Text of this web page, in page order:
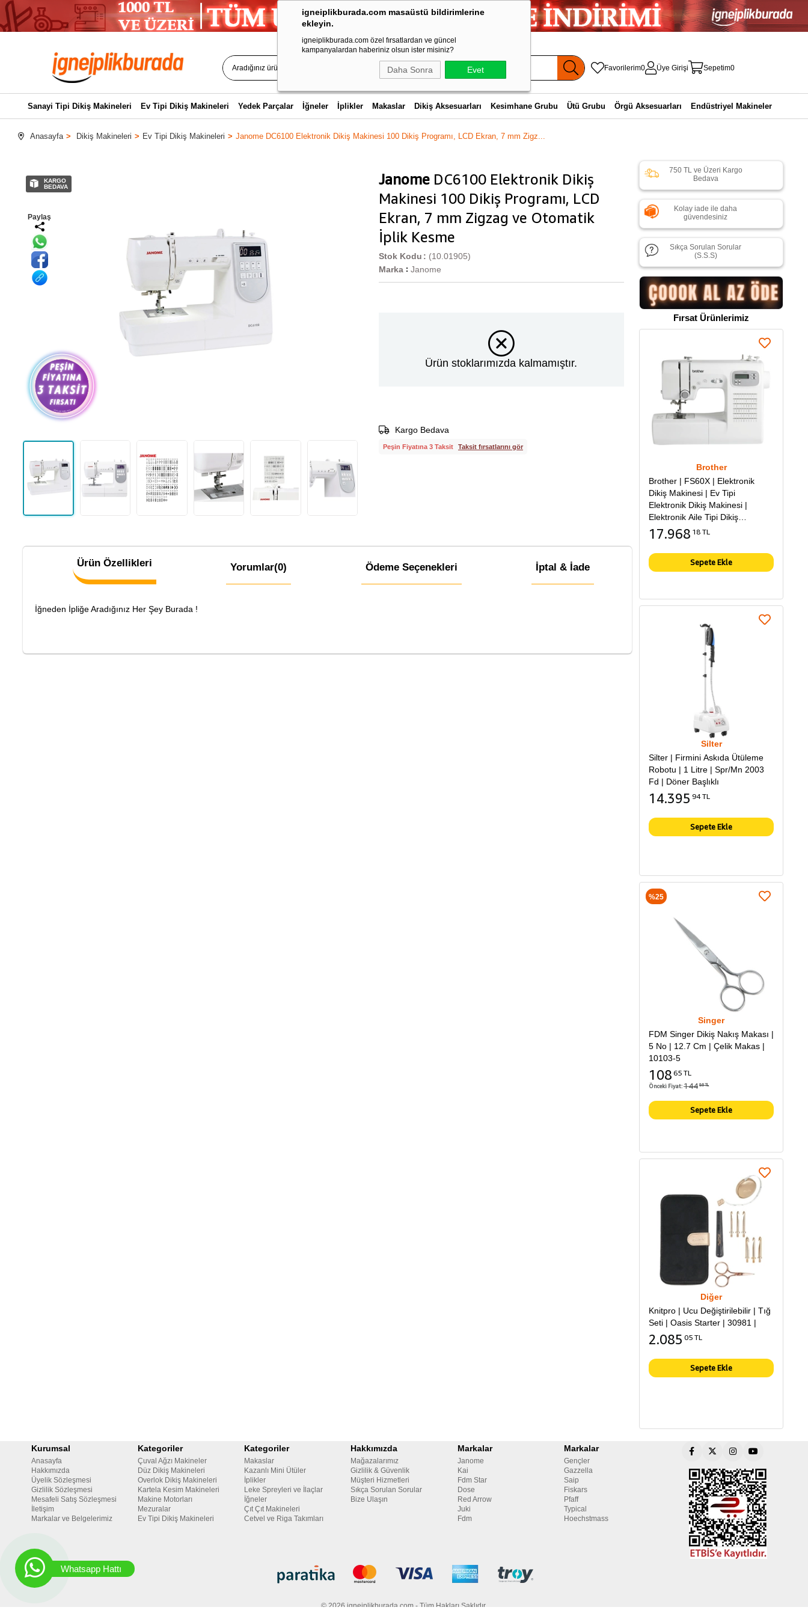
igneiplikburada.com masaüstü bildirimlerine
ekleyin.
igneiplikburada.com özel fırsatlardan ve güncel
kampanyalardan haberiniz olsun ister misiniz?
Daha Sonra Evet Favorilerim0 Üye Girişi Sepetim0
Sanayi Tipi Dikiş Makineleri Ev Tipi Dikiş Makineleri Yedek Parçalar İğneler İplikler Makaslar Dikiş Aksesuarları Kesimhane Grubu Ütü Grubu Örgü Aksesuarları Endüstriyel Makineler
Anasayfa Dikiş Makineleri Ev Tipi Dikiş Makineleri Janome DC6100 Elektronik Dikiş Makinesi 100 Dikiş Programı, LCD Ekran, 7 mm Zigz...
KARGO
BEDAVA
Paylaş
Janome DC6100 Elektronik Dikiş
Makinesi 100 Dikiş Programı, LCD
Ekran, 7 mm Zigzag ve Otomatik
İplik Kesme
(10.01905)
Stok Kodu
Marka : Janome
Ürün stoklarımızda kalmamıştır.
Kargo Bedava
Peşin Fiyatına 3 Taksit Taksit fırsatlarını gör
Ürün Özellikleri Yorumlar(0) Ödeme Seçenekleri İptal & İade
İğneden İpliğe Aradığınız Her Şey Burada !
750 TL ve Üzeri Kargo
Bedava
Kolay iade ile daha
güvendesiniz
Sıkça Sorulan Sorular
(S.S.S)
Fırsat Ürünlerimiz
Brother
Brother | FS60X | Elektronik
Dikiş Makinesi | Ev Tipi
Elektronik Dikiş Makinesi |
Elektronik Aile Tipi Dikiş
Makinesi
17.968 18 TL
Sepete Ekle
Silter
Silter | Firmini Askıda Ütüleme
Robotu | 1 Litre | Spr/Mn 2003
Fd | Döner Başlıklı
14.395 94 TL
Sepete Ekle
Singer
FDM Singer Dikiş Nakış Makası |
5 No | 12.7 Cm | Çelik Makas |
10103-5
108 65 TL
Önceki Fiyat:144 86 TL
Sepete Ekle
%25
Diğer
Knitpro | Ucu Değiştirilebilir | Tığ
Seti | Oasis Starter | 30981 |
2.085 05 TL
Sepete Ekle
Kurumsal
Anasayfa
Hakkımızda
Üyelik Sözleşmesi
Gizlilik Sözleşmesi
Mesafeli Satış Sözleşmesi
İletişim
Markalar ve Belgelerimiz
Kategoriler
Çuval Ağzı Makineler
Düz Dikiş Makineleri
Overlok Dikiş Makineleri
Kartela Kesim Makineleri
Makine Motorları
Mezuralar
Ev Tipi Dikiş Makineleri
Kategoriler
Makaslar
Kazanlı Mini Ütüler
İplikler
Leke Spreyleri ve İlaçlar
İğneler
Çıt Çıt Makineleri
Cetvel ve Riga Takımları
Hakkımızda
Mağazalarımız
Gizlilik & Güvenlik
Müşteri Hizmetleri
Sıkça Sorulan Sorular
Bize Ulaşın
Markalar
Janome
Kai
Fdm Star
Dose
Red Arrow
Juki
Fdm
Markalar
Gençler
Gazzella
Saip
Fiskars
Pfaff
Typical
Hoechstmass
© 2026 igneiplikburada.com - Tüm Hakları Saklıdır.
Whatsapp Hattı